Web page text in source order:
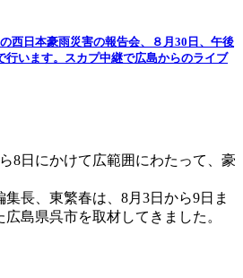
西日本豪雨災害の報告会、８月30日、午後
行います。スカプ中継で広島からのライブ
8日にかけて広範囲にわたって、豪
長、東繁春は、8月3日から9日ま
島県呉市を取材してきました。